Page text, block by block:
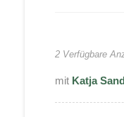
2 Verfügbare
Katja